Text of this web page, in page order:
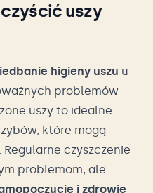
uszy
higieny uszu u
problemów
uszy to idealne
które mogą
. Regularne czyszczenie
problemom, ale
i zdrowie